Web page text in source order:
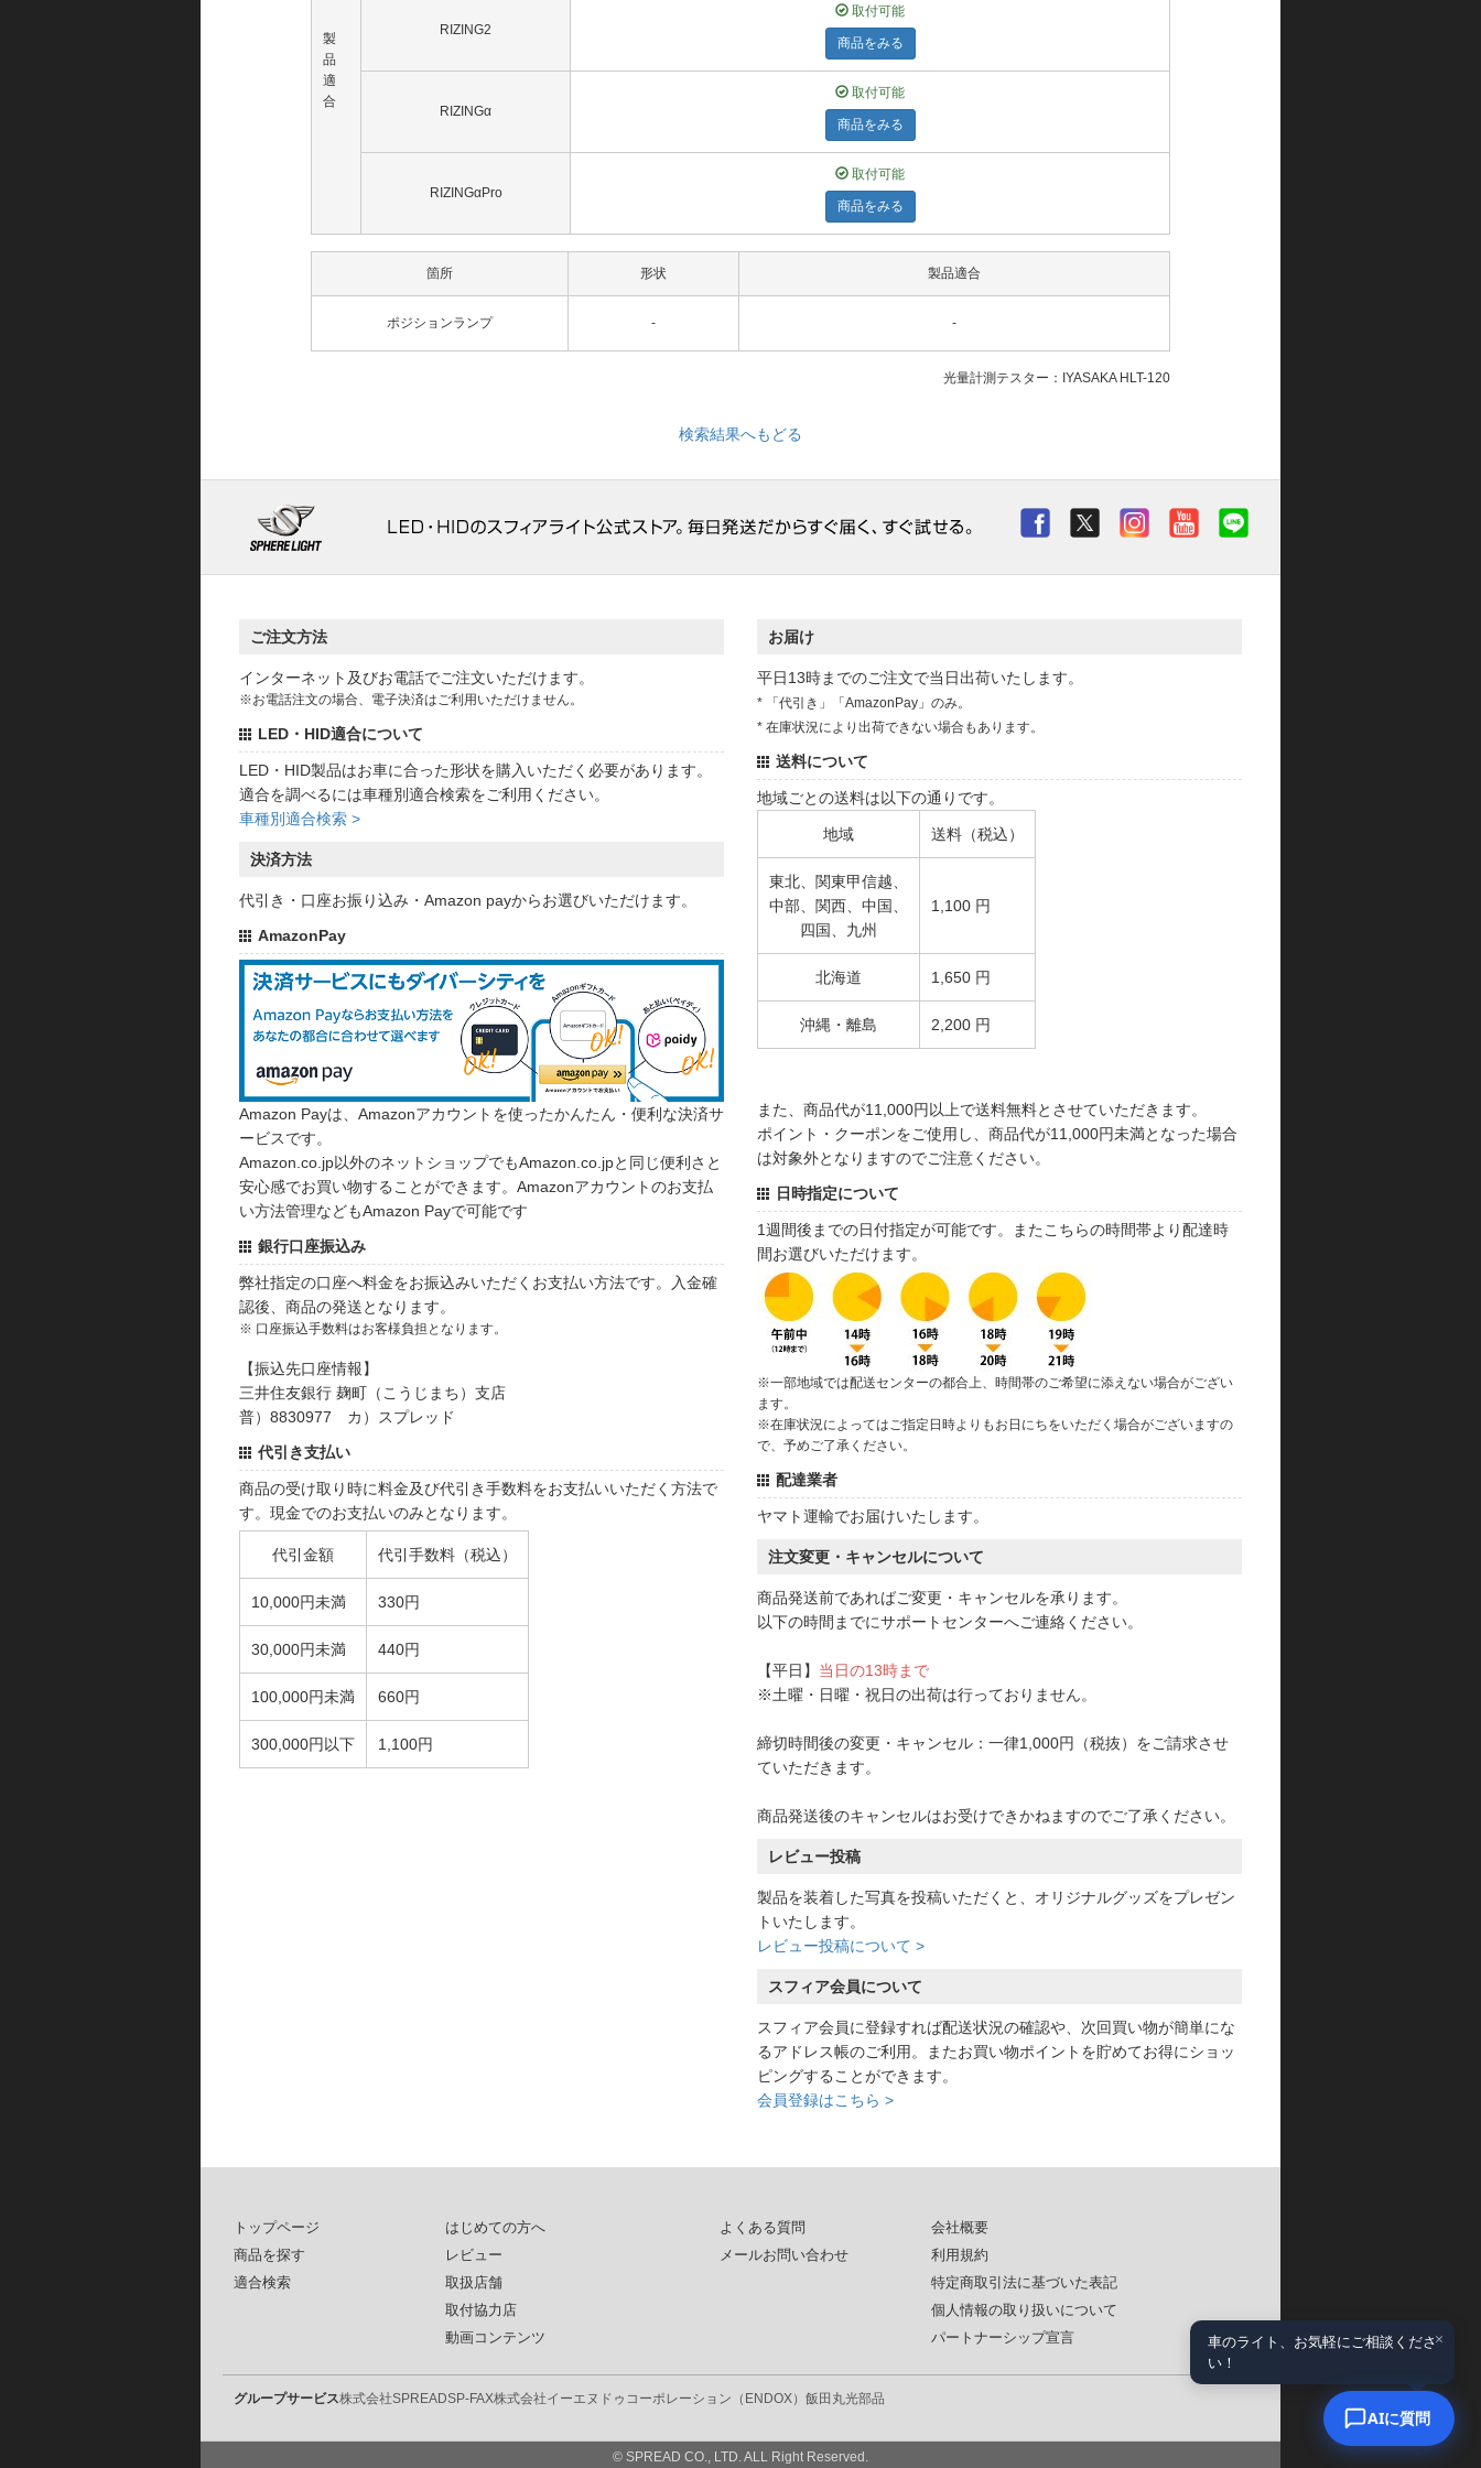
製
品
適
合
RIZING2
取付可能
商品をみる
RIZINGα
取付可能
商品をみる
RIZINGαPro
取付可能
商品をみる
箇所 形状 製品適合
ポジションランプ - -
光量計測テスター：IYASAKA HLT-120
検索結果へもどる
ご注文方法
インターネット及びお電話でご注文いただけます。
※お電話注文の場合、電子決済はご利用いただけません。
LED・HID適合について
LED・HID製品はお車に合った形状を購入いただく必要があります。
適合を調べるには車種別適合検索をご利用ください。
車種別適合検索 >
決済方法
代引き・口座お振り込み・Amazon payからお選びいただけます。
AmazonPay
Amazon Payは、Amazonアカウントを使ったかんたん・便利な決済サ
ービスです。
Amazon.co.jp以外のネットショップでもAmazon.co.jpと同じ便利さと
安心感でお買い物することができます。Amazonアカウントのお支払
い方法管理などもAmazon Payで可能です
銀行口座振込み
弊社指定の口座へ料金をお振込みいただくお支払い方法です。入金確
認後、商品の発送となります。
※ 口座振込手数料はお客様負担となります。
【振込先口座情報】
三井住友銀行 麹町（こうじまち）支店
普）8830977 カ）スプレッド
代引き支払い
商品の受け取り時に料金及び代引き手数料をお支払いいただく方法で
す。現金でのお支払いのみとなります。
代引金額 代引手数料（税込）
10,000円未満 330円
30,000円未満 440円
100,000円未満 660円
300,000円以下 1,100円
お届け
平日13時までのご注文で当日出荷いたします。
* 「代引き」「AmazonPay」のみ。
* 在庫状況により出荷できない場合もあります。
送料について
地域ごとの送料は以下の通りです。
地域 送料（税込）
東北、関東甲信越、
中部、関西、中国、
四国、九州
1,100 円
北海道 1,650 円
沖縄・離島 2,200 円
また、商品代が11,000円以上で送料無料とさせていただきます。
ポイント・クーポンをご使用し、商品代が11,000円未満となった場合
は対象外となりますのでご注意ください。
日時指定について
1週間後までの日付指定が可能です。またこちらの時間帯より配達時
間お選びいただけます。
※一部地域では配送センターの都合上、時間帯のご希望に添えない場合がござい
ます。
※在庫状況によってはご指定日時よりもお日にちをいただく場合がございますの
で、予めご了承ください。
配達業者
ヤマト運輸でお届けいたします。
注文変更・キャンセルについて
商品発送前であればご変更・キャンセルを承ります。
以下の時間までにサポートセンターへご連絡ください。
【平日】 当日の13時まで
※土曜・日曜・祝日の出荷は行っておりません。
締切時間後の変更・キャンセル：一律1,000円（税抜）をご請求させ
ていただきます。
商品発送後のキャンセルはお受けできかねますのでご了承ください。
レビュー投稿
製品を装着した写真を投稿いただくと、オリジナルグッズをプレゼン
トいたします。
レビュー投稿について >
スフィア会員について
スフィア会員に登録すれば配送状況の確認や、次回買い物が簡単にな
るアドレス帳のご利用。またお買い物ポイントを貯めてお得にショッ
ピングすることができます。
会員登録はこちら >
トップページ
商品を探す
適合検索
はじめての方へ
レビュー
取扱店舗
取付協力店
動画コンテンツ
よくある質問
メールお問い合わせ
会社概要
利用規約
特定商取引法に基づいた表記
個人情報の取り扱いについて
パートナーシップ宣言
グループサービス株式会社SPREADSP-FAX株式会社イーエヌドゥコーポレーション（ENDOX） 飯田丸光部品
© SPREAD CO., LTD. ALL Right Reserved.
AIに質問
×
車のライト、お気軽にご相談くださ
い！